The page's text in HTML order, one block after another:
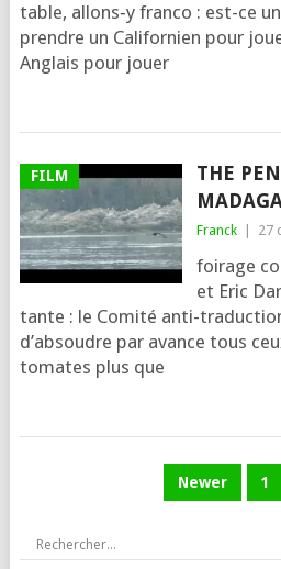
table, allons‑y fran­co : est-ce
prendre un Californien pour
Anglais pour jouer
FILM
THE
Franck 27
foi­rage
et Eric
tante : le Comité anti-
d’ab­soudre par avance tous
tomates plus que
PAGINATION
PUBLICATIONS
Newer 1